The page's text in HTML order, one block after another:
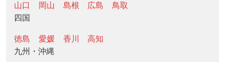
山口 岡山 島根 広島
鳥取
四国
徳島 愛媛 香川
高知
九州・沖縄